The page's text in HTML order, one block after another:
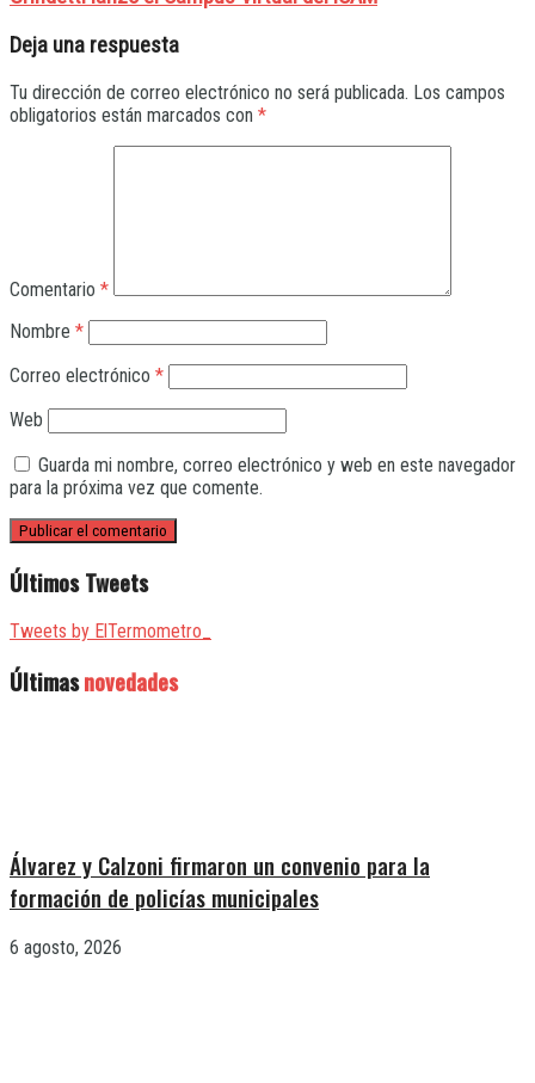
Deja una respuesta
Tu dirección de correo electrónico no será publicada. Los campos
obligatorios están marcados con *
Comentario *
Nombre *
Correo electrónico *
Web
Guarda mi nombre, correo electrónico y web en este navegador
para la próxima vez que comente.
Últimos Tweets
Tweets by ElTermometro_
Últimasnovedades
Álvarez y Calzoni firmaron un convenio para la
formación de policías municipales
6 agosto, 2026